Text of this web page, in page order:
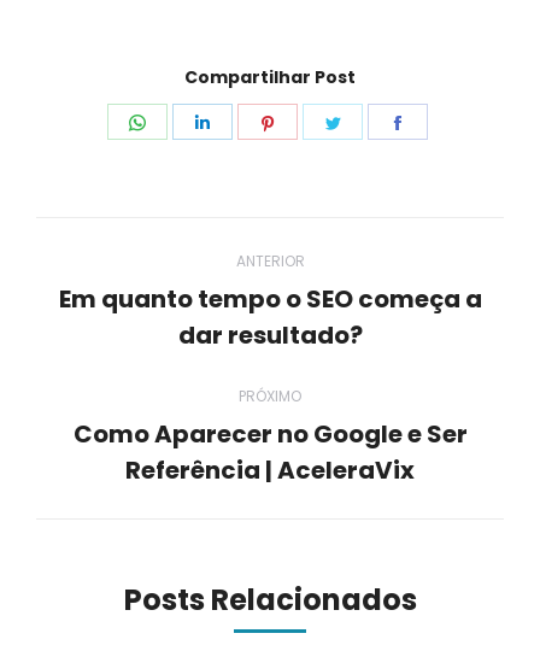
Compartilhar Post
CompartilharCompartilharCompartilharCompartilhar
Navegação
de
ANTERIOR
Post
anterior:
Em quanto tempo o SEO começa a
dar resultado?
PRÓXIMO
Próximo
post:
Como Aparecer no Google e Ser
Referência | AceleraVix
Posts Relacionados